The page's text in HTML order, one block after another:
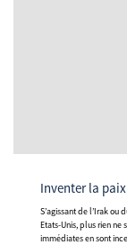
Inventer la
S’agissant de l’Irak ou du dossier israélo-palestinien, chacun en convient désormais aux
Etats-Unis, plus rien ne
immédiates en sont